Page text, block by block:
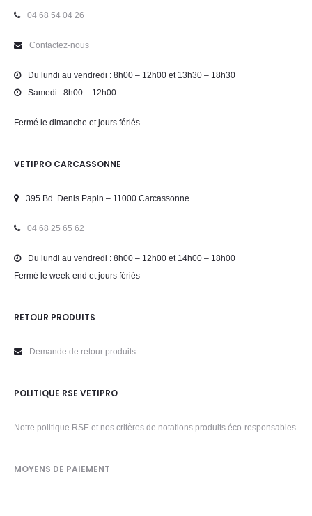
04 68 54 04 26
Contactez-nous
Du lundi au vendredi : 8h00 – 12h00 et 13h30 – 18h30
Samedi : 8h00 – 12h00
Fermé le dimanche et jours fériés
VETIPRO CARCASSONNE
395 Bd. Denis Papin – 11000 Carcassonne
04 68 25 65 62
Du lundi au vendredi : 8h00 – 12h00 et 14h00 – 18h00
Fermé le week-end et jours fériés
RETOUR PRODUITS
Demande de retour produits
POLITIQUE RSE VETIPRO
Notre politique RSE et nos critères de notations produits éco-responsables
MOYENS DE PAIEMENT